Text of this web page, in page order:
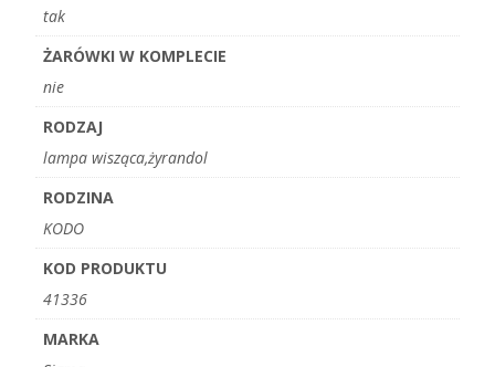
tak
ŻARÓWKI W KOMPLECIE
nie
RODZAJ
lampa wisząca,żyrandol
RODZINA
KODO
KOD PRODUKTU
41336
MARKA